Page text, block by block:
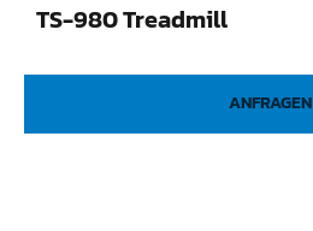
TS-980 Treadmill
ANFRAGEN